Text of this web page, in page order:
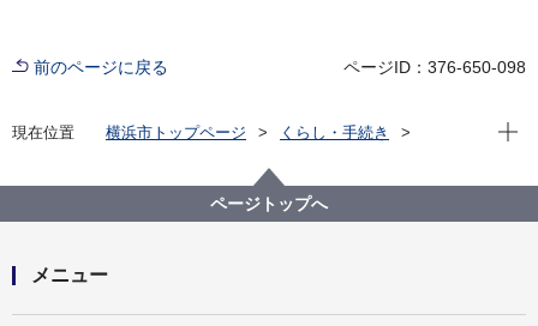
前のページに戻る ページID：376-650-098
現在位置 横浜市トップページ
くらし・手続き
地産地消の取組「買う・味わう」
よこはまで作られる農畜産物
藤又 琢(旭区上白根町)
現在
ページトップへ
メニュー